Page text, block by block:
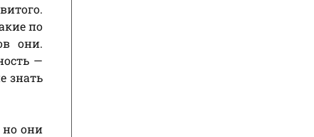
по
они.
—
знать
они